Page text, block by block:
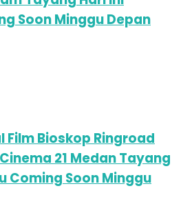
Soon Minggu Depan
Film Bioskop Ringroad
21 Medan Tayang
Coming Soon Minggu